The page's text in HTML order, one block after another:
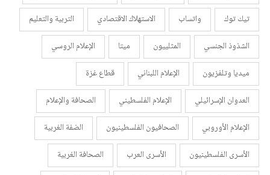
تيك توك
واتساب الاستهلاك الاقتصادي
التربية والتعليم
الشذوذ الجنسي
المثلييون ميتا
الإعلام الروسي
ميديا وتلفزيون
الإعلام اللبناني
قطاع غزة
العدوان الإسرائيلي
الإعلام الفلسطيني
الصحافة والإعلام
الإعلام الأوروبي
الصحافيون الفلسطينيون
الضفة الغربية
الأسرى الفلسطينيون
الأسرى العرب
الصحافة الغربية